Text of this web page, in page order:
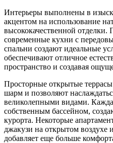
Интерьеры выполнены в
акцентом на использование
высококачественной отделки.
современные кухни с
спальни создают идеальные
обеспечивают отличное
пространство и создавая
Просторные открытые
шарм и позволяют
великолепными видами.
собственным бассейном,
курорта. Некоторые
джакузи на открытом
добавляет еще больше